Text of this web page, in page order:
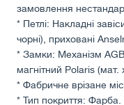
замовлення
* Петлі: Накладні
чорні), приховані
* Замки: Механізм
магнітний Polaris (мат.
* Фабричне врізане
* Тип покриття: Фарба.